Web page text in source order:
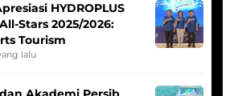
HYDROPLUS
Stars 2025/2026:
Tourism
lalu